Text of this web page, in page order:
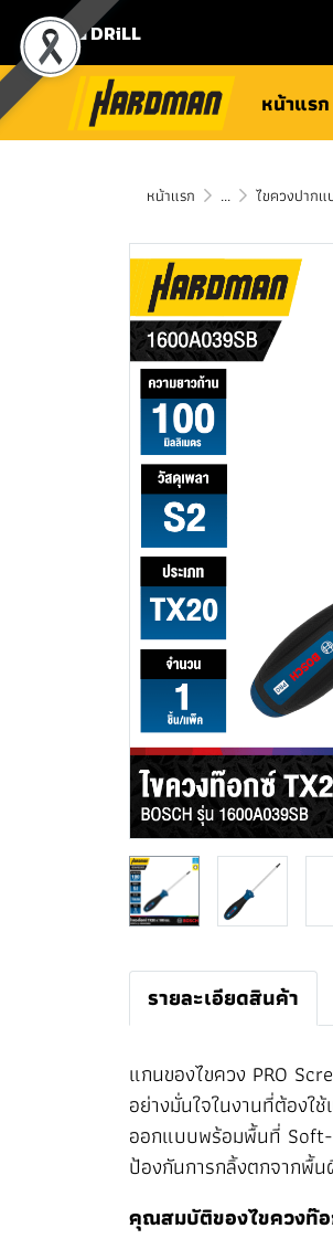
⛾ DRiLL
หน้าแรก
หน้าแรก ... ไขควงปากแ
รายละเอียดสินค้า
แกนของไขควง PRO
อย่างมั่นใจในงานที่ต้อง
ออกแบบพร้อมพื้นที่ Soft-
ป้องกันการกลิ้งตกจากพื้
คุณสมบัติของไขควงท๊อ